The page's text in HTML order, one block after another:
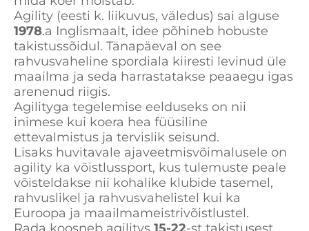
Agility (eesti k. liikuvus, väledus) sai alguse
1978.a Inglismaalt, idee põhineb hobuste
takistussõidul. Tänapäeval on see
rahvusvaheline spordiala kiiresti levinud üle
maailma ja seda harrastatakse peaaegu igas
arenenud riigis.
Agilityga tegelemise eelduseks on nii
inimese kui koera hea füüsiline
ettevalmistus ja tervislik seisund.
Lisaks huvitavale ajaveetmisvõimalusele on
agility ka võistlussport, kus tulemuste peale
võisteldakse nii kohalike klubide tasemel,
rahvuslikel ja rahvusvahelistel kui ka
Euroopa ja maailmameistrivõistlustel.